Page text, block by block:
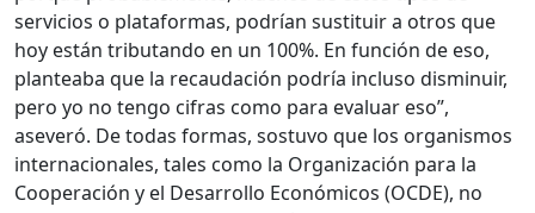
servicios o plataformas, podrían sustituir a otros que
hoy están tributando en un 100%. En función de eso,
planteaba que la recaudación podría incluso disminuir,
pero yo no tengo cifras como para evaluar eso”,
aseveró. De todas formas, sostuvo que los organismos
internacionales, tales como la Organización para la
Cooperación y el Desarrollo Económicos (OCDE), no